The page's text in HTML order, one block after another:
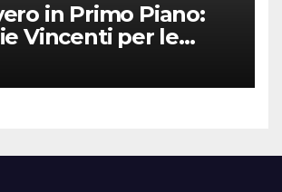
in Primo Piano:
Vincenti per le